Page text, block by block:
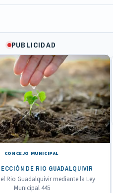
PUBLICIDAD
CONCEJO MUNICIPAL
DE RIO GUADALQUIVIR
Rio Guadalquivir mediante la Ley
Municipal 445